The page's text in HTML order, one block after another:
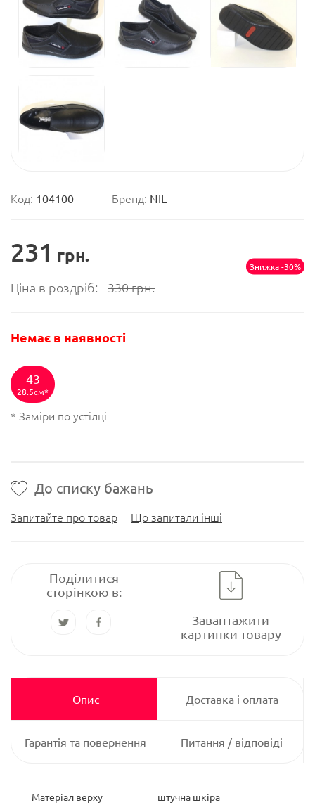
Код: 104100 Бренд: NIL
231 грн.
Ціна в роздріб: 330грн.
Знижка -30%
Немає в наявності
43
28.5см
* Заміри по устілці
До списку бажань
Запитайте про товар Що запитали інші
Поділитися
сторінкою в:
Завантажити
картинки товару
Опис Доставка і оплата
Гарантія та повернення Питання / відповіді
Матеріал верху штучна шкіра